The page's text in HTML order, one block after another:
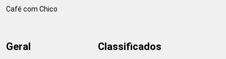
Café com Chico
Geral Classificados